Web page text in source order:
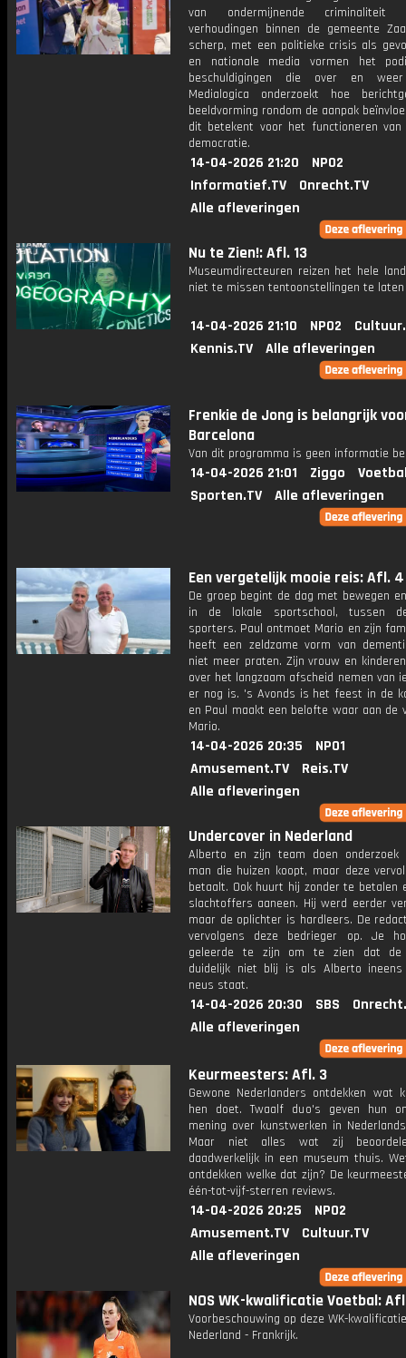
van ondermijnende
verhoudingen binnen de gemeente
scherp, met een politieke crisis als
en nationale media vormen het
beschuldigingen die over en
Medialogica onderzoekt hoe
beeldvorming rondom de aanpak
dit betekent voor het functioneren van
democratie.
14-04-2026 21:20
NPO2
Informatief.TV
Onrecht.TV
Alle afleveringen
Nu te Zien!: Afl. 13
Museumdirecteuren reizen het hele
niet te missen tentoonstellingen te laten
14-04-2026 21:10 NPO2
Kennis.TV
Alle afleveringen
Frenkie de Jong is belangrijk
Barcelona
Van dit programma is geen informatie
14-04-2026 21:01 Ziggo
Sporten.TV
Alle afleveringen
Een vergetelijk mooie reis: Afl. 4
De groep begint de dag met bewegen
in de lokale sportschool, tussen
sporters. Paul ontmoet Mario en zijn
heeft een zeldzame vorm van
niet meer praten. Zijn vrouw en
over het langzaam afscheid nemen van
er nog is. 's Avonds is het feest in de
en Paul maakt een belofte waar aan de
Mario.
14-04-2026 20:35
NPO1
Amusement.TV
Reis.TV
Alle afleveringen
Undercover in Nederland
Alberto en zijn team doen onderzoek
man die huizen koopt, maar deze
betaalt. Ook huurt hij zonder te betalen
slachtoffers aaneen. Hij werd eerder
maar de oplichter is hardleers. De
vervolgens deze bedrieger op. Je
geleerde te zijn om te zien dat de
duidelijk niet blij is als Alberto
neus staat.
14-04-2026 20:30 SBS
Alle afleveringen
Keurmeesters: Afl. 3
Gewone Nederlanders ontdekken wat
hen doet. Twaalf duo's geven hun
mening over kunstwerken in
Maar niet alles wat zij
daadwerkelijk in een museum thuis.
ontdekken welke dat zijn? De
één-tot-vijf-sterren reviews.
14-04-2026 20:25
NPO2
Amusement.TV
Cultuur.TV
Alle afleveringen
NOS WK-kwalificatie Voetbal:
Voorbeschouwing op deze WK-
Nederland - Frankrijk.